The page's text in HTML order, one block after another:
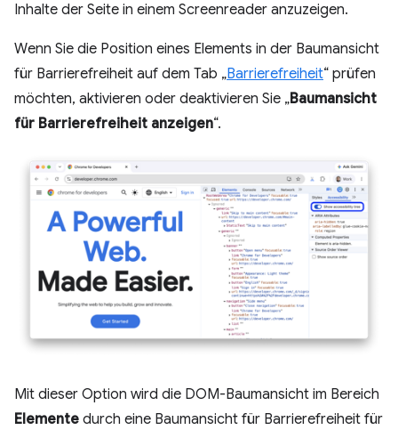
Inhalte der Seite in einem Screenreader anzuzeigen.
Wenn Sie die Position eines Elements in der Baumansicht
für Barrierefreiheit auf dem Tab „Barrierefreiheit“ prüfen
möchten, aktivieren oder deaktivieren Sie „Baumansicht
für Barrierefreiheit anzeigen“.
Mit dieser Option wird die DOM-Baumansicht im Bereich
Elemente durch eine Baumansicht für Barrierefreiheit für